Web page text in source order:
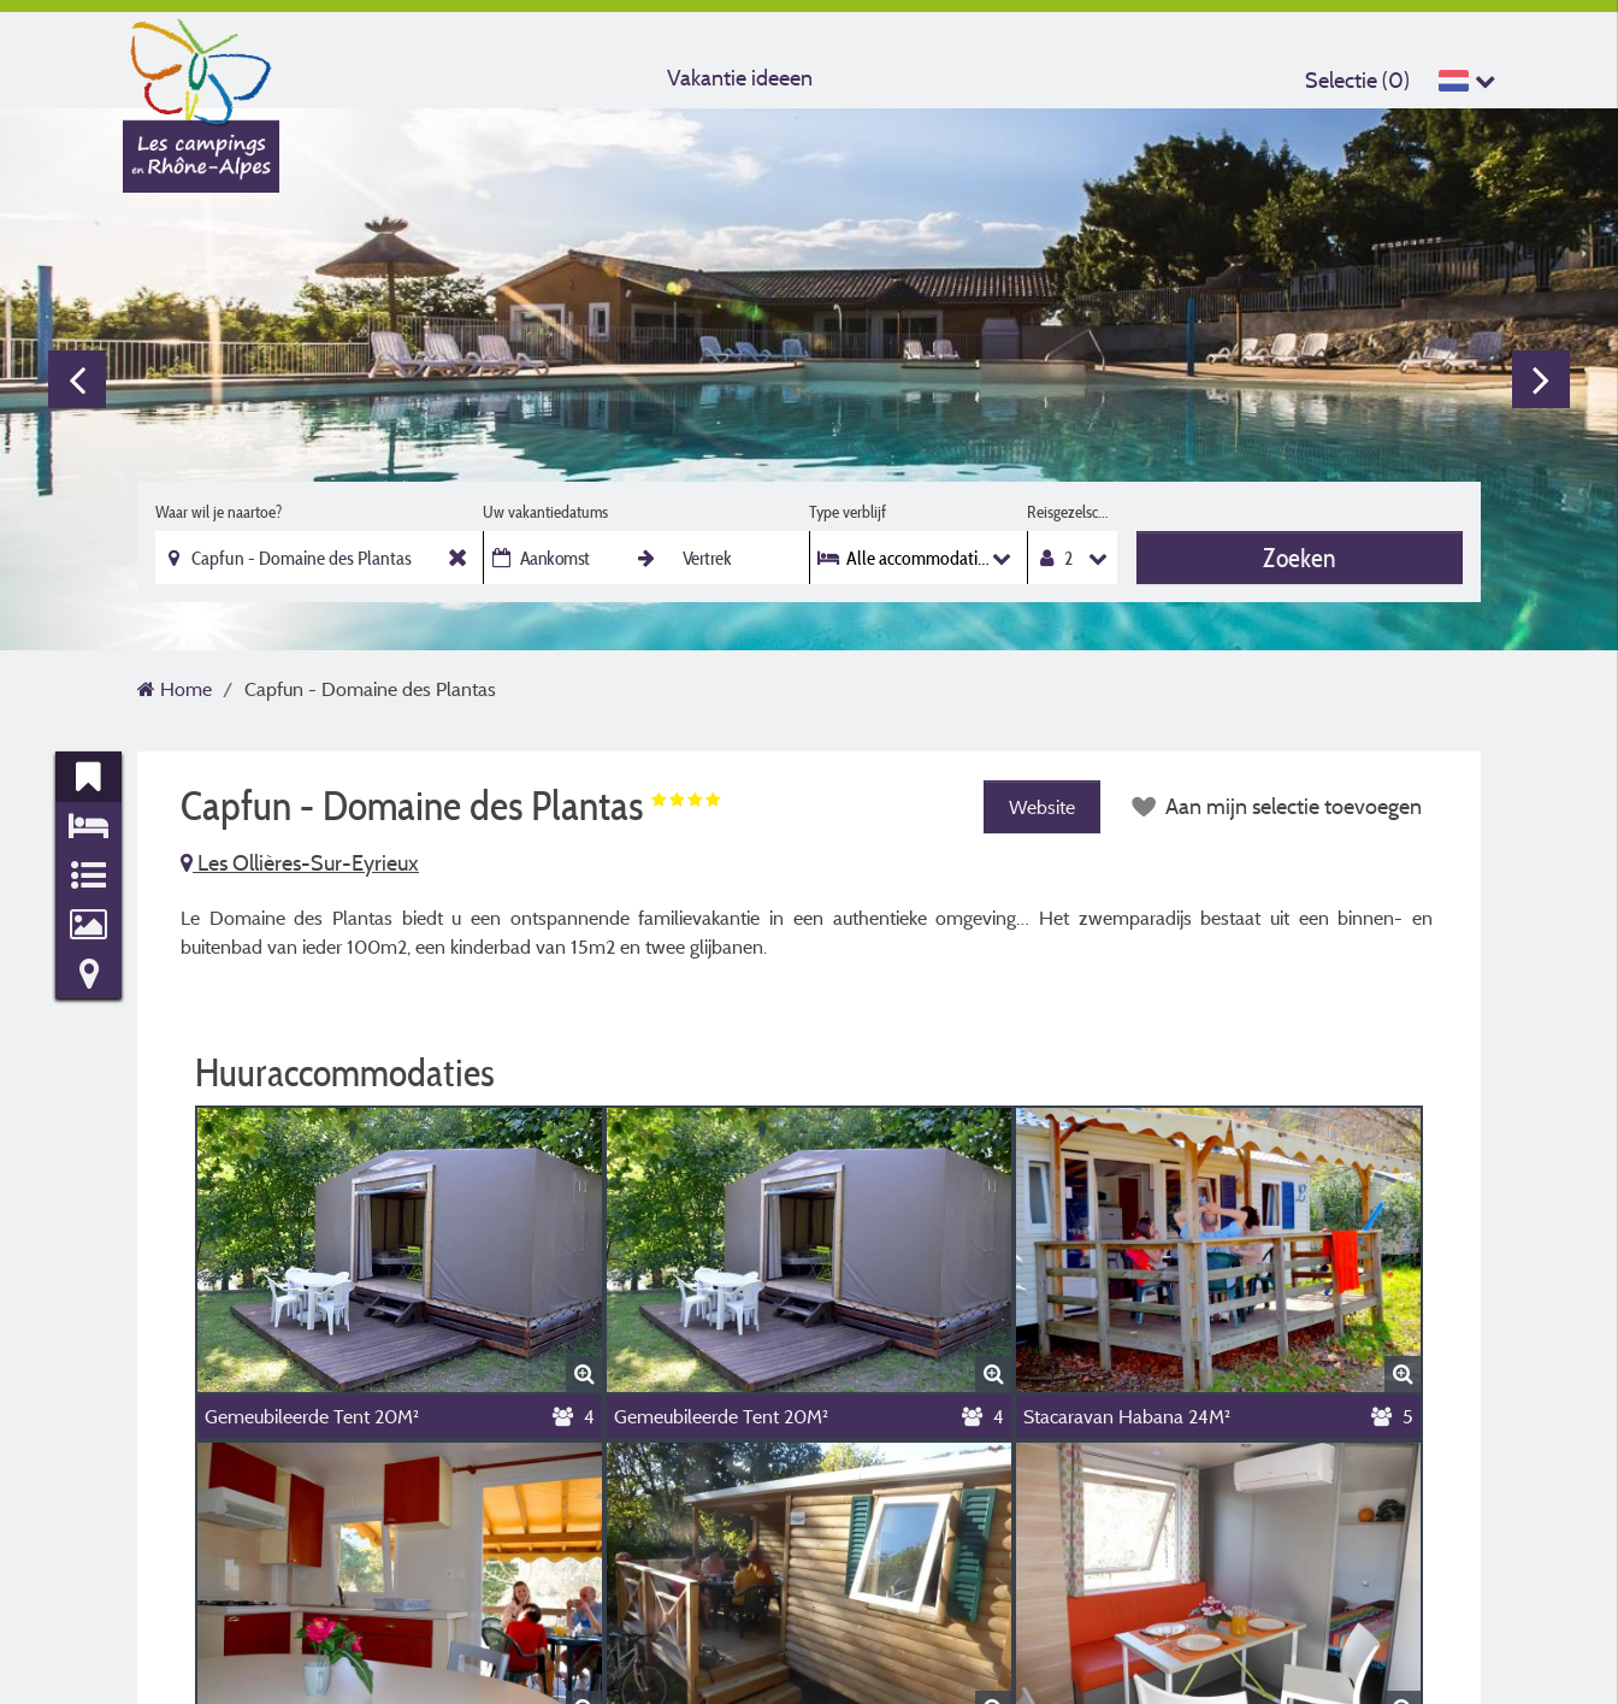
Vakantie ideeen Selectie (0)
Waar wil je naartoe? Uw vakantiedatums Type verblijf
Alle accommodaties
Reisgezelschap
Zoeken
Home Capfun - Domaine des Plantas
Capfun - Domaine des Plantas
Les Ollières-Sur-Eyrieux
Website Aan mijn selectie toevoegen
Le Domaine des Plantas biedt u een ontspannende familievakantie in een authentieke omgeving… Het zwemparadijs bestaat uit een binnen- en
buitenbad van ieder 100m2, een kinderbad van 15m2 en twee glijbanen.
Huuraccommodaties
Gemeubileerde Tent 20M² 4 Gemeubileerde Tent 20M² 4 Stacaravan Habana 24M² 5